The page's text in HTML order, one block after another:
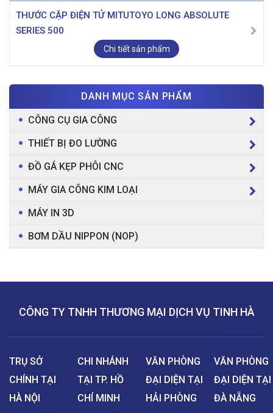
THƯỚC CẶP ĐIỆN TỬ MITUTOYO LONG ABSOLUTE
SERIES 500
Chi tiết sản phẩm
DANH MỤC SẢN PHẨM
CÔNG CỤ GIA CÔNG
THIẾT BỊ ĐO LƯỜNG
ĐỒ GÁ KẸP PHÔI CNC
MÁY GIA CÔNG KIM LOẠI
MÁY IN 3D
BƠM DẦU NIPPON (NOP)
CÔNG TY TNHH THƯƠNG MẠI DỊCH VỤ TINH HÀ
TRỤ SỞ
CHÍNH TẠI
HÀ NỘI
CHI NHÁNH
TẠI TP. HỒ
CHÍ MINH
VĂN PHÒNG
ĐẠI DIỆN TẠI
HẢI PHÒNG
VĂN PHÒNG
ĐẠI DIỆN TẠI
ĐÀ NẴNG